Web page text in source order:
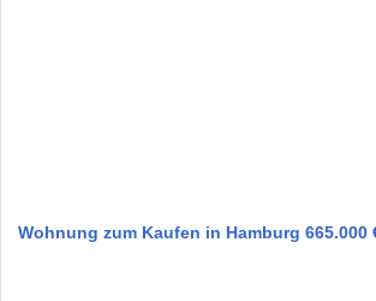
Wohnung zum Kaufen in Hamburg 665.000